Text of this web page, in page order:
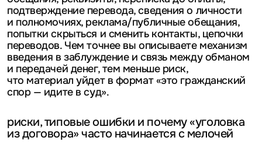
подтверждение перевода, сведения о личности
и полномочиях, реклама/публичные обещания,
попытки скрыться и сменить контакты, цепочки
переводов. Чем точнее вы описываете механизм
введения в заблуждение и связь между обманом
и передачей денег, тем меньше риск,
что материал уйдет в формат «это гражданский
спор — идите в суд».
риски, типовые ошибки и почему «уголовка
из договора» часто начинается с мелочей